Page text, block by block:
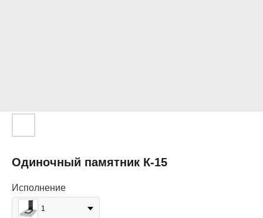
Одиночный памятник К-15
Исполнение
1